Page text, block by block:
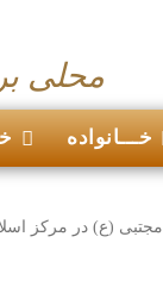
محلی
خـــانواده
(ع) در مرکز